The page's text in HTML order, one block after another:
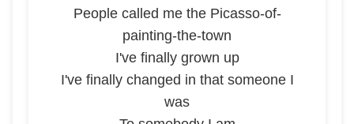
People called me the Picasso-of-
painting-the-town
I've finally grown up
I've finally changed in that someone I
was